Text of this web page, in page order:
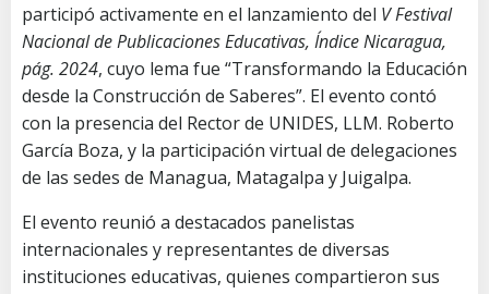
participó activamente en el lanzamiento del V Festival
Nacional de Publicaciones Educativas, Índice Nicaragua,
pág. 2024, cuyo lema fue “Transformando la Educación
desde la Construcción de Saberes”. El evento contó
con la presencia del Rector de UNIDES, LLM. Roberto
García Boza, y la participación virtual de delegaciones
de las sedes de Managua, Matagalpa y Juigalpa.
El evento reunió a destacados panelistas
internacionales y representantes de diversas
instituciones educativas, quienes compartieron sus